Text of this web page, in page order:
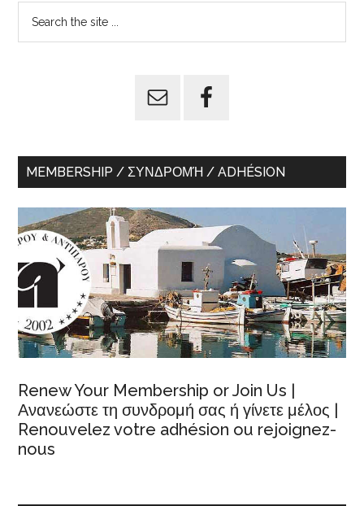
Primary
Sidebar
MEMBERSHIP / ΣΥΝΔΡΟΜΉ / ADHÉSION
Renew Your Membership or Join Us |
Ανανεώστε τη συνδρομή σας ή γίνετε μέλος |
Renouvelez votre adhésion ou rejoignez-
nous